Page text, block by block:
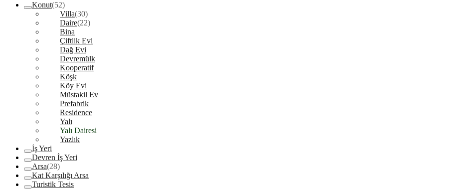
Konut(52)
Villa(30)
Daire(22)
Bina
Çiftlik Evi
Dağ Evi
Devremülk
Kooperatif
Köşk
Köy Evi
Müstakil Ev
Prefabrik
Residence
Yalı
Yalı Dairesi
Yazlık
İş Yeri
Devren İş Yeri
Arsa(28)
Kat Karşılığı Arsa
Turistik Tesis